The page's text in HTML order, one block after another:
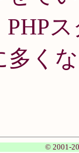
多く
© 2001-